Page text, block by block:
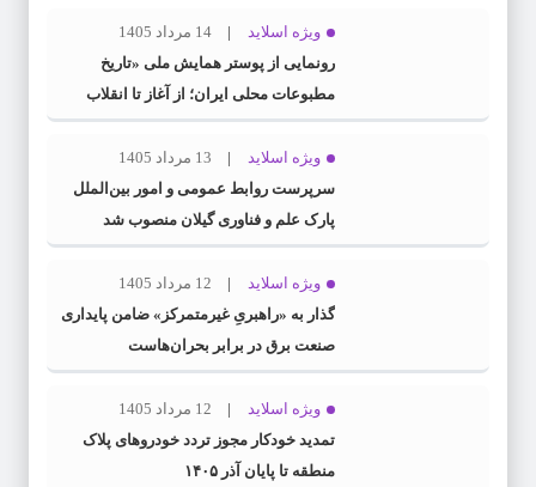
ویژه اسلاید
14 مرداد 1405
رونمایی از پوستر همایش ملی «تاریخ
مطبوعات محلی ایران؛ از آغاز تا انقلاب
اسلامی» در گیلان
ویژه اسلاید
13 مرداد 1405
سرپرست روابط عمومی و امور بین‌الملل
پارک علم و فناوری گیلان منصوب شد
ویژه اسلاید
12 مرداد 1405
گذار به «راهبریِ غیرمتمرکز» ضامن پایداری
صنعت برق در برابر بحران‌هاست
ویژه اسلاید
12 مرداد 1405
تمدید خودکار مجوز تردد خودروهای پلاک
منطقه تا پایان آذر ۱۴۰۵